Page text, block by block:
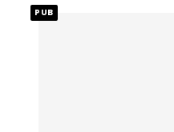
PUB